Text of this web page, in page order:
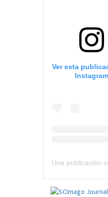
Ver esta
Instagram